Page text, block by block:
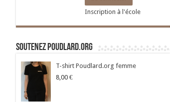
Inscription à l'école
Soutenez Poudlard.org
T-shirt Poudlard.org femme
8,00 €